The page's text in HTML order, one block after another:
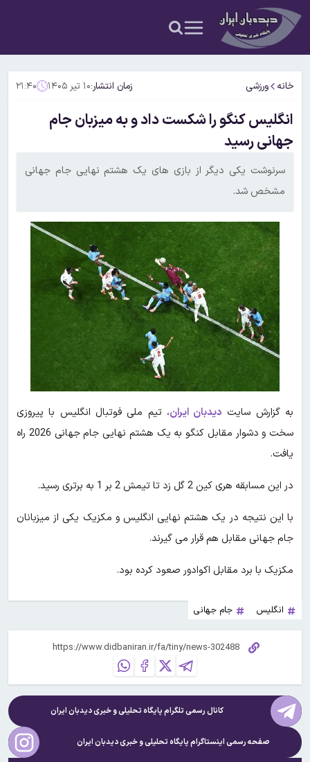
خانه ورزشی زمان انتشار:۱۰ تیر ۱۴۰۵ ۲۱:۴۰
انگلیس کنگو را شکست داد و به میزبان جام
جهانی رسید
سرنوشت یکی دیگر از بازی های یک هشتم نهایی جام جهانی
مشخص شد.
به گزارش سایت دیدبان ایران، تیم ملی فوتبال انگلیس با پیروزی
سخت و دشوار مقابل کنگو به یک هشتم نهایی جام جهانی 2026 راه
یافت.
در این مسابقه هری کین 2 گل زد تا تیمش 2 بر 1 به برتری رسید.
با این نتیجه در یک هشتم نهایی انگلیس و مکزیک یکی از میزبانان
جام جهانی مقابل هم قرار می گیرند.
مکزیک با برد مقابل اکوادور صعود کرده بود.
انگلیس جام جهانی
کانال رسمی تلگرام پایگاه تحلیلی و خبریدیدبان ایران
صفحه رسمی اینستاگرام پایگاه تحلیلی و خبریدیدبان ایران